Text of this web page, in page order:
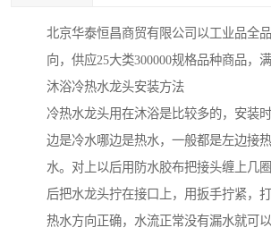
北京华泰恒昌商贸有限公司以工业品全
向，供应25大类300000规格品种商品，
沐浴冷热水龙头安装方法
冷热水龙头用在沐浴是比较多的，安装
边是冷水哪边是热水，一般都是左边接
水。对上以后用防水胶布把接头缠上几
后把水龙头拧在接口上，用扳手拧紧，
热水方向正确，水流正常没有漏水就可以